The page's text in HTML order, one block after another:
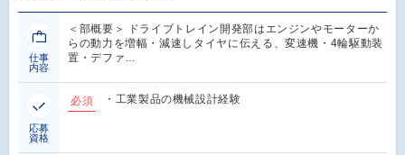
仕事
内容
＜部概要＞ ドライブトレイン開発部はエンジンやモーターか
らの動力を増幅・減速しタイヤに伝える、変速機・4輪駆動装
置・デファ…
応募
資格
必須 ・工業製品の機械設計経験